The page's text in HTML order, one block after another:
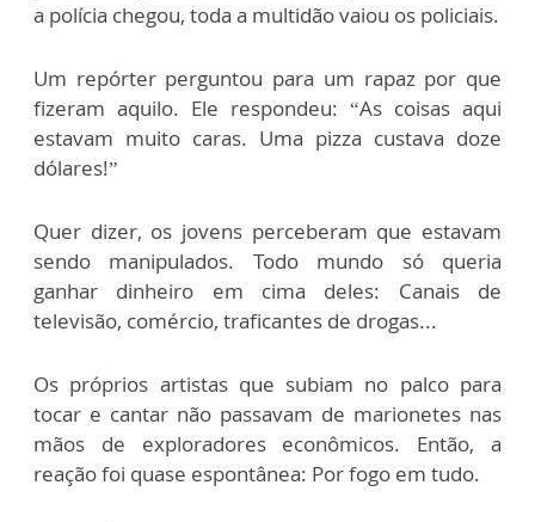
a polícia chegou, toda a multidão vaiou os policiais.
Um repórter perguntou para um rapaz por que
fizeram aquilo. Ele respondeu: “As coisas aqui
estavam muito caras. Uma pizza custava doze
dólares!”
Quer dizer, os jovens perceberam que estavam
sendo manipulados. Todo mundo só queria
ganhar dinheiro em cima deles: Canais de
televisão, comércio, traficantes de drogas...
Os próprios artistas que subiam no palco para
tocar e cantar não passavam de marionetes nas
mãos de exploradores econômicos. Então, a
reação foi quase espontânea: Por fogo em tudo.